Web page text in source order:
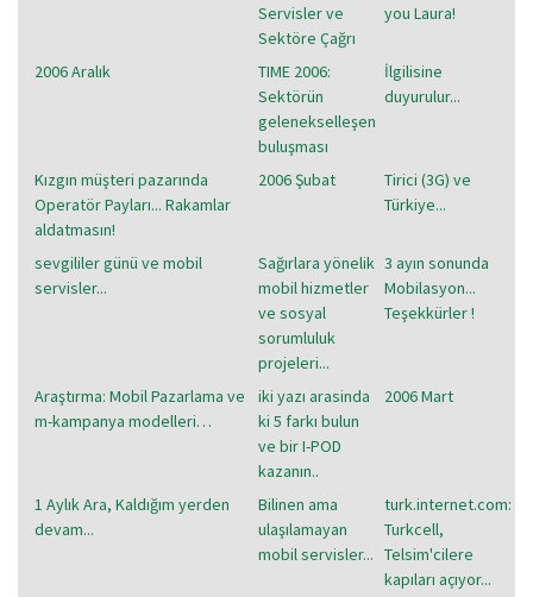
Servisler ve
Sektöre Çağrı
you Laura!
2006 Aralık
TIME 2006:
Sektörün
gelenekselleşen
buluşması
İlgilisine
duyurulur...
Kızgın müşteri pazarında
Operatör Payları... Rakamlar
aldatmasın!
2006 Şubat
Tirici (3G) ve
Türkiye...
sevgililer günü ve mobil
servisler...
Sağırlara yönelik
mobil hizmetler
ve sosyal
sorumluluk
projeleri...
3 ayın sonunda
Mobilasyon...
Teşekkürler !
Araştırma: Mobil Pazarlama ve
m-kampanya modelleri…
iki yazı arasinda
ki 5 farkı bulun
ve bir I-POD
kazanın..
2006 Mart
1 Aylık Ara, Kaldığım yerden
devam...
Bilinen ama
ulaşılamayan
mobil servisler...
turk.internet.com:
Turkcell,
Telsim'cilere
kapıları açıyor...